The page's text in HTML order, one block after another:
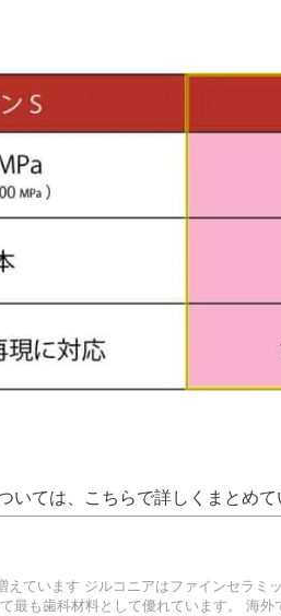
いては、こちらで詳しくまとめて
ています ジルコニアはファインセラミ
最も歯科材料として優れています。 海外